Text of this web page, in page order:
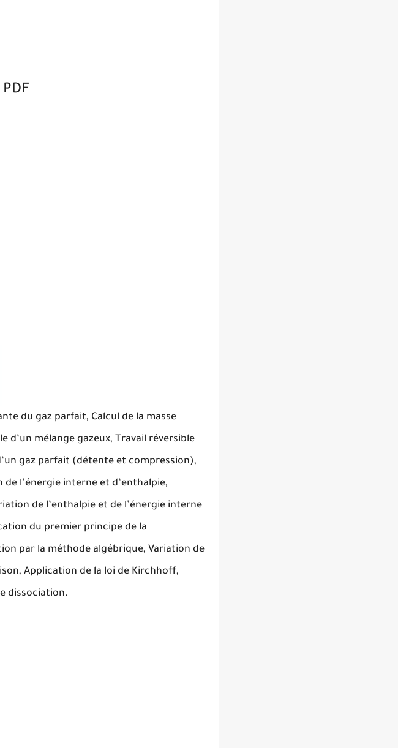
du gaz parfait, Calcul de la masse
mélange gazeux, Travail réversible
gaz parfait (détente et compression),
l’énergie interne et d’enthalpie,
de l’enthalpie et de l’énergie interne
du premier principe de la
par la méthode algébrique, Variation de
Application de la loi de Kirchhoff,
dissociation.